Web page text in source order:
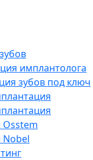
имплантолога
зубов под ключ